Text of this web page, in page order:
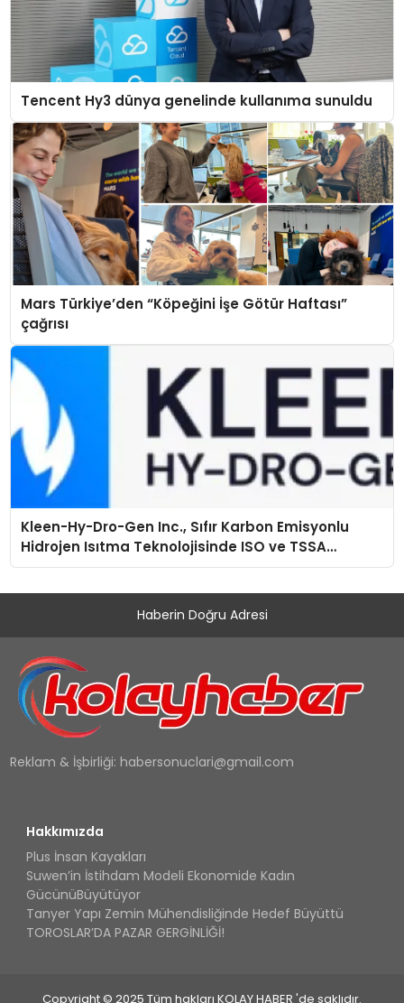
Tencent Hy3 dünya genelinde kullanıma sunuldu
Mars Türkiye’den “Köpeğini İşe Götür Haftası”
çağrısı
Kleen-Hy-Dro-Gen Inc., Sıfır Karbon Emisyonlu
Hidrojen Isıtma Teknolojisinde ISO ve TSSA
Düzenleyici Onaylarını Aldı
Haberin Doğru Adresi
Reklam & İşbirliği: habersonuclari@gmail.com
Hakkımızda
Plus İnsan Kayakları
Suwen’in İstihdam Modeli Ekonomide Kadın
GücünüBüyütüyor
Tanyer Yapı Zemin Mühendisliğinde Hedef Büyüttü
TOROSLAR’DA PAZAR GERGİNLİĞİ!
Copyright © 2025 Tüm hakları KOLAY HABER 'de saklıdır.